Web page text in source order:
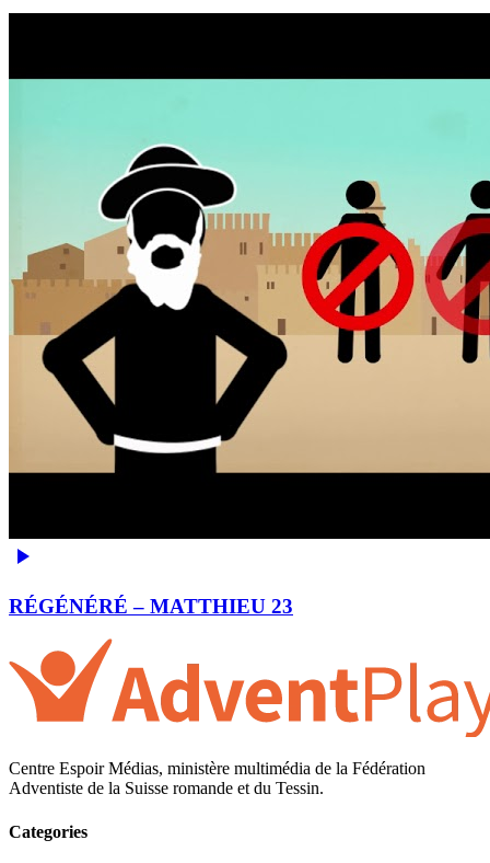
RÉGÉNÉRÉ – MATTHIEU 23
Centre Espoir Médias, ministère multimédia de la Fédération
Adventiste de la Suisse romande et du Tessin.
Categories